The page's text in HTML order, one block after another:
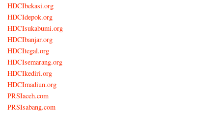
HDCIbekasi.org
HDCIdepok.org
HDCIsukabumi.org
HDCIbanjar.org
HDCItegal.org
HDCIsemarang.org
HDCIkediri.org
HDCImadiun.org
PRSIaceh.com
PRSIsabang.com